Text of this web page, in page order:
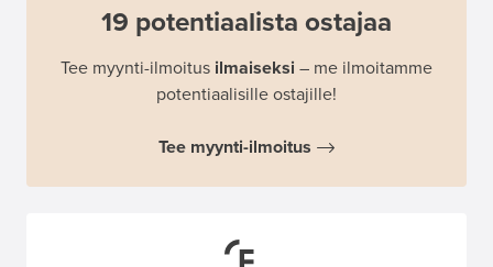
19 potentiaalista ostajaa
Tee myynti-ilmoitus ilmaiseksi – me ilmoitamme
potentiaalisille ostajille!
Tee myynti-ilmoitus